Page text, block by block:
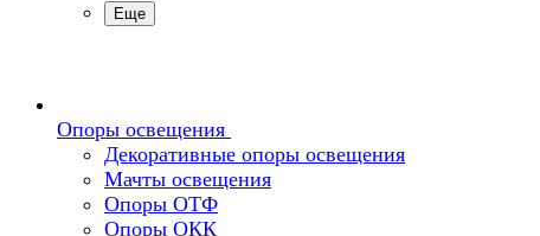
Еще
Опоры освещения
Декоративные опоры освещения
Мачты освещения
Опоры ОТФ
Опоры ОКК